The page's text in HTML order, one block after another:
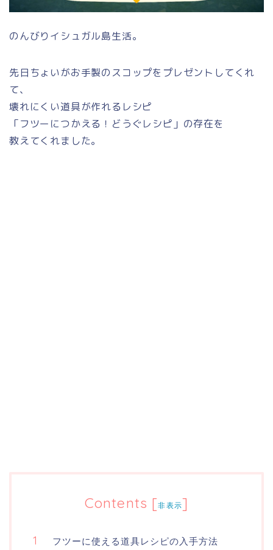
のんびりイシュガル島生活。
先日ちょいがお手製のスコップをプレゼントしてくれ
て、
壊れにくい道具が作れるレシピ
「フツーにつかえる！どうぐレシピ」の存在を
教えてくれました。
Contents [非表示]
フツーに使える道具レシピの入手方法